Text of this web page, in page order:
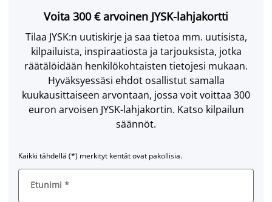
Voita 300 € arvoinen JYSK-lahjakortti
Tilaa JYSK:n uutiskirje ja saa tietoa mm. uutisista,
kilpailuista, inspiraatiosta ja tarjouksista, jotka
räätälöidään henkilökohtaisten tietojesi mukaan.
Hyväksyessäsi ehdot osallistut samalla
kuukausittaiseen arvontaan, jossa voit voittaa 300
euron arvoisen JYSK-lahjakortin. Katso kilpailun
säännöt.
Kaikki tähdellä (*) merkityt kentät ovat pakollisia.
Etunimi *